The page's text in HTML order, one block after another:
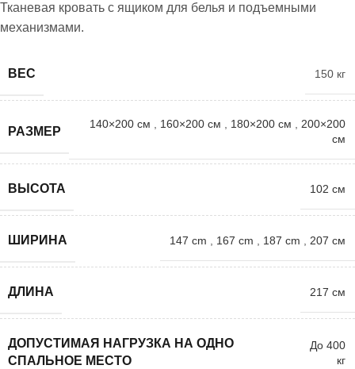
Тканевая кровать с ящиком для белья и подъемными
механизмами.
ВЕС 150 кг
РАЗМЕР
140×200 см , 160×200 см , 180×200 см , 200×200
см
ВЫСОТА 102 см
ШИРИНА 147 cm , 167 cm , 187 cm , 207 см
ДЛИНА 217 см
ДОПУСТИМАЯ НАГРУЗКА НА ОДНО
СПАЛЬНОЕ МЕСТО
До 400
кг